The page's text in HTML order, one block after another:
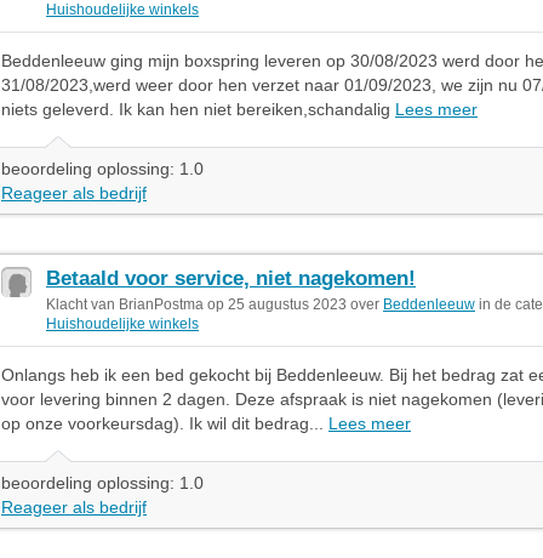
Huishoudelijke winkels
Beddenleeuw ging mijn boxspring leveren op 30/08/2023 werd door
31/08/2023,werd weer door hen verzet naar 01/09/2023, we zijn nu
niets geleverd. Ik kan hen niet bereiken,schandalig Lees meer
beoordeling oplossing: 1.0
Reageer als bedrijf
Betaald voor service, niet nagekomen!
Klacht van BrianPostma op 25 augustus 2023 over Beddenleeuw in de
Huishoudelijke winkels
Onlangs heb ik een bed gekocht bij Beddenleeuw. Bij het bedrag zat
voor levering binnen 2 dagen. Deze afspraak is niet nagekomen
op onze voorkeursdag). Ik wil dit bedrag... Lees meer
beoordeling oplossing: 1.0
Reageer als bedrijf